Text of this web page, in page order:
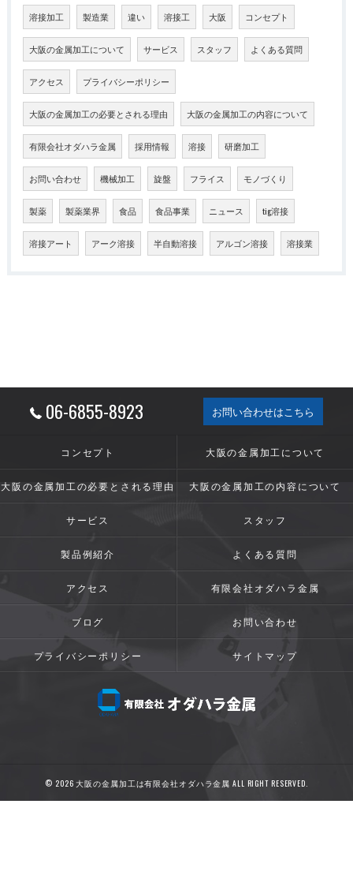
溶接加工 製造業 違い 溶接工 大阪 コンセプト
大阪の金属加工について サービス スタッフ よくある質問
アクセス プライバシーポリシー
大阪の金属加工の必要とされる理由 大阪の金属加工の内容について
有限会社オダハラ金属 採用情報 溶接 研磨加工
お問い合わせ 機械加工 旋盤 フライス モノづくり
製薬 製薬業界 食品 食品事業 ニュース tig溶接
溶接アート アーク溶接 半自動溶接 アルゴン溶接 溶接業
06-6855-8923 お問い合わせはこちら
コンセプト 大阪の金属加工について
大阪の金属加工の必要とされる理由 大阪の金属加工の内容について
サービス スタッフ
製品例紹介 よくある質問
アクセス 有限会社オダハラ金属
ブログ お問い合わせ
プライバシーポリシー サイトマップ
© 2026 大阪の金属加工は有限会社オダハラ金属 ALL RIGHT RESERVED.